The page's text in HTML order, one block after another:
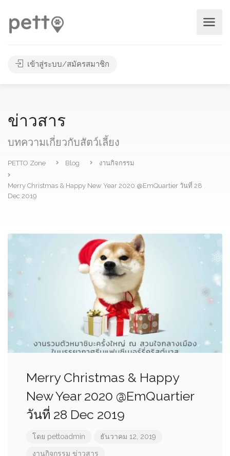
เข้าสู่ระบบ/สมัครสมาชิก
ข่าวสาร
บทความเกี่ยวกับสัตว์เลี้ยง
PETTO Zone Blog งานกิจกรรม
Merry Christmas & Happy New Year 2020 @EmQuartier วันที่ 28
Dec 2019
Merry Christmas & Happy
New Year 2020 @EmQuartier
วันที่ 28 Dec 2019
โดย pettoadmin ธันวาคม 12, 2019
งานกิจกรรม ข่าวสาร